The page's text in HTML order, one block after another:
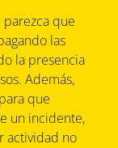
parezca que
las
la presencia
Además,
que
un incidente,
actividad no